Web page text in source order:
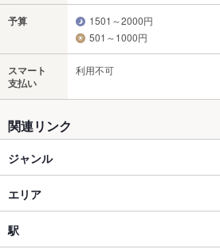
予算
1501～2000円
501～1000円
スマート
支払い
利用不可
関連リンク
ジャンル
中華
中華全般
エリア
郡山駅前・駅周辺
駅